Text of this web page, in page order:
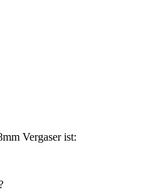
Vergaser ist: